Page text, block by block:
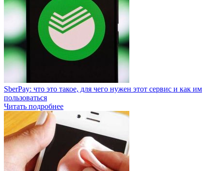
SberPay: что это такое, для чего нужен этот сервис и как им
пользоваться
Читать подробнее